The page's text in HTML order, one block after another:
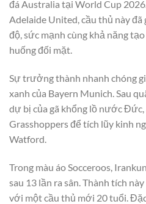
đá Australia tại World Cup
Adelaide United, cầu thủ này
độ, sức mạnh cùng khả năng
huống đối mặt.
Sự trưởng thành nhanh chóng
xanh của Bayern Munich. Sau
dự bị của gã khổng lồ nước
Grasshoppers để tích lũy kinh
Watford.
Trong màu áo Socceroos,
sau 13 lần ra sân. Thành tích
với một cầu thủ mới 20 tuổi.